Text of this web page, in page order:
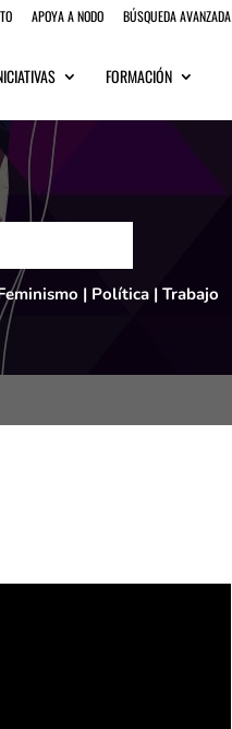
APOYA A NODO BÚSQUEDA AVANZADA
FORMACIÓN
| Política| Trabajo